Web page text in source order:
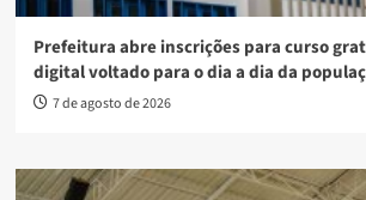
Prefeitura abre inscrições para curso
digital voltado para o dia a dia da
7 de agosto de 2026